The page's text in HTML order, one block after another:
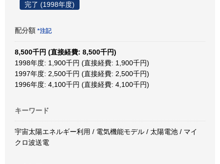
完了 (1998年度)
配分額 *注記
8,500千円 (直接経費: 8,500千円)
1998年度: 1,900千円 (直接経費: 1,900千円)
1997年度: 2,500千円 (直接経費: 2,500千円)
1996年度: 4,100千円 (直接経費: 4,100千円)
キーワード
宇宙太陽エネルギー利用 / 電気機能モデル / 太陽電池 / マイ
クロ波送電